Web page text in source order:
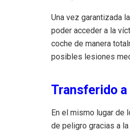
Una vez garantizada
poder acceder a la
coche de manera
posibles lesiones
Transferido
En el mismo lugar de
de peligro gracias a